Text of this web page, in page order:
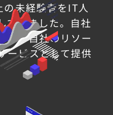
未経験者をIT人
てきました。自社
め、自社のリソー
ービスとして提供